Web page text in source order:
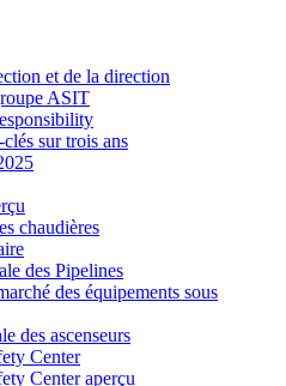
et de la direction
ASIT
sur trois ans
chaudières
des Pipelines
des équipements sous
des ascenseurs
Center
Center aperçu